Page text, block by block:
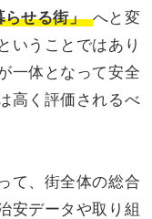
らせる街」 へと変
いうことではあり
一体となって安全
高く評価されるべ
て、街全体の総合
安データや取り組